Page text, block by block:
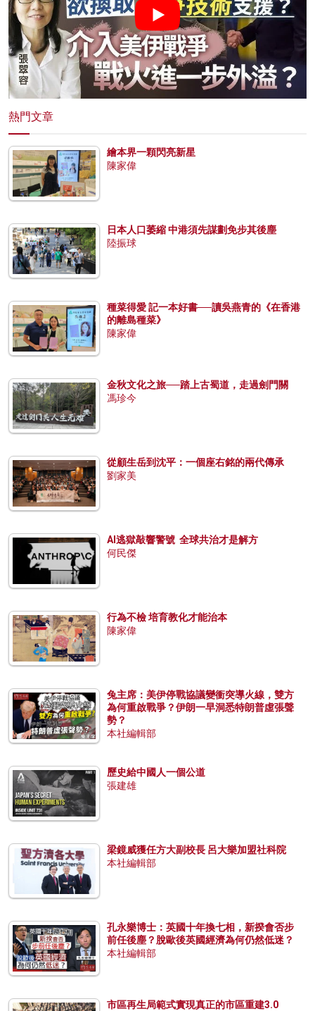
熱門文章
繪本界一顆閃亮新星
陳家偉
日本人口萎縮 中港須先謀劃免步其後塵
陸振球
種菜得愛 記一本好書──讀吳燕青的《在香港
的離島種菜》
陳家偉
金秋文化之旅──踏上古蜀道，走過劍門關
馮珍今
從顧生岳到沈平：一個座右銘的兩代傳承
劉家美
AI逃獄敲響警號 全球共治才是解方
何民傑
行為不檢 培育教化才能治本
陳家偉
兔主席：美伊停戰協議變衝突導火線，雙方
為何重啟戰爭？伊朗一早洞悉特朗普虛張聲
勢？
本社編輯部
歷史給中國人一個公道
張建雄
梁鏡威獲任方大副校長 呂大樂加盟社科院
本社編輯部
孔永樂博士：英國十年換七相，新揆會否步
前任後塵？脫歐後英國經濟為何仍然低迷？
本社編輯部
市區再生局範式實現真正的市區重建3.0